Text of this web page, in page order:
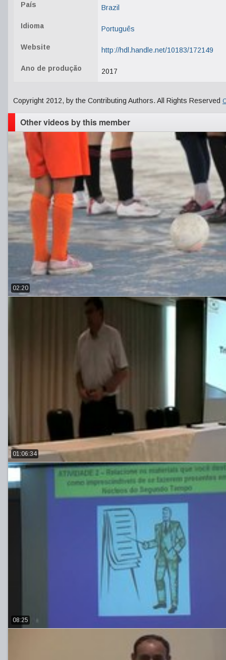
País Brazil
Idioma Português
Website http://hdl.handle.net/10183/172149
Ano de produção 2017
Copyright 2012, by the Contributing Authors. All Rights Reserved
Other videos by this member
02:20
01:06:34
08:25